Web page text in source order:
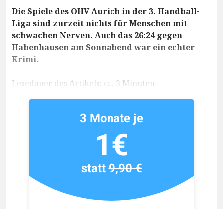
Die Spiele des OHV Aurich in der 3. Handball-
Liga sind zurzeit nichts für Menschen mit
schwachen Nerven. Auch das 26:24 gegen
Habenhausen am Sonnabend war ein echter
Krimi.
Lesedauer des Artikels: ca. 3 Minuten
3 Monate je
1€
statt9,90 €